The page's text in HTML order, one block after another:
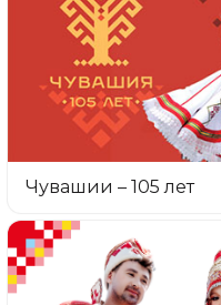
Чувашии – 105 лет